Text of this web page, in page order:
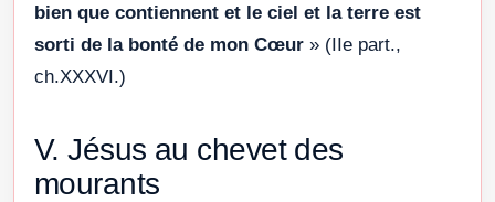
bien que contiennent et le ciel et la terre est
sorti de la bonté de mon Cœur » (IIe part.,
ch.XXXVI.)
V. Jésus au chevet des
mourants